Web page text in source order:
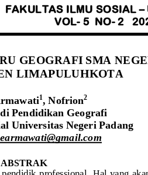
FAKULTAS ILMU SOSIAL –
VOL- 5 NO- 2
GEOGRAFI SMA
LIMAPULUHKOTA
1, Nofrion2
Pendidikan Geografi
Universitas Negeri Padang
armawati@gmail.com
ABSTRAK
pendidik professional.
Hal  yang